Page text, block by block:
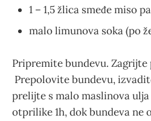
1 – 1,5 žlica smeđe miso
malo limunova soka (po
Pripremite bundevu. Zagrijte
Prepolovite bundevu,
prelijte s malo maslinova
otprilike 1h, dok bundeva ne